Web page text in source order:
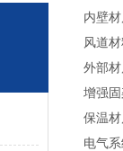
内壁
风道
外部
增强
保温
电气